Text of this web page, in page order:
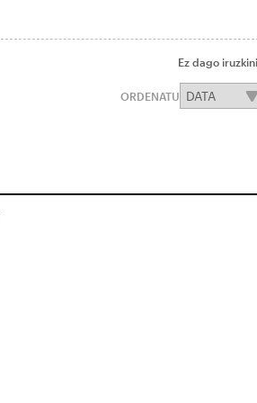
Ez dago
ORDENATU